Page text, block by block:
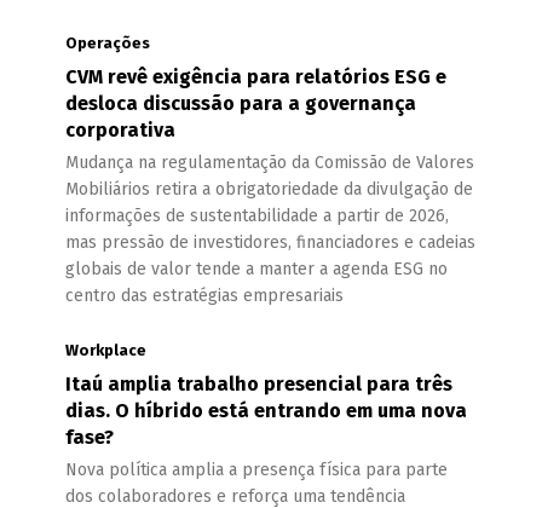
Operações
CVM revê exigência para relatórios ESG e
desloca discussão para a governança
corporativa
Mudança na regulamentação da Comissão de Valores
Mobiliários retira a obrigatoriedade da divulgação de
informações de sustentabilidade a partir de 2026,
mas pressão de investidores, financiadores e cadeias
globais de valor tende a manter a agenda ESG no
centro das estratégias empresariais
Workplace
Itaú amplia trabalho presencial para três
dias. O híbrido está entrando em uma nova
fase?
Nova política amplia a presença física para parte
dos colaboradores e reforça uma tendência